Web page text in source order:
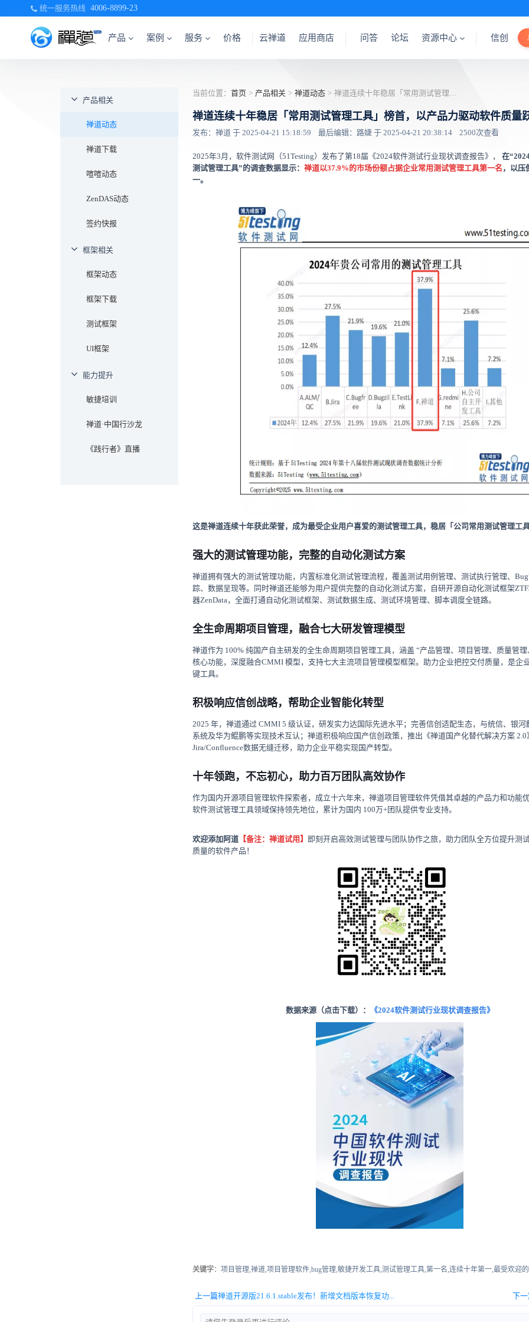
统一服务热线 4006-8899-23
产品 案例 服务 价格 云禅道 应用商店 问答 论坛 资源中心 信创
产品相关
禅道动态
禅道下载
喧喧动态
ZenDAS动态
签约快报
框架相关
框架动态
框架下载
测试框架
UI框架
能力提升
敏捷培训
禅道·中国行沙龙
《践行者》直播
当前位置： 首页 > 产品相关 > 禅道动态 > 禅道连续十年稳居「常用测试管理工具」榜首，以产品力驱动软件质量跃升
禅道连续十年稳居「常用测试管理工具」榜首，以产品力驱动软件质量
发布：禅道 于 2025-04-21 15:18:59 最后编辑：路婕 于 2025-04-21 20:38:14 2500次查看
2025年3月，软件测试网（51Testing）发布了第18届《2024软件测试行业现状调查报告》， 在
测试管理工具”的调查数据显示： 禅道以37.9%的市场份额占据企业常用测试管理工具第一名 ，以压
一。
这是禅道连续十年获此荣誉，成为最受企业用户喜爱的测试管理工具，稳居「公司常用测试管理工具
强大的测试管理功能，完整的自动化测试方案
禅道拥有强大的测试管理功能，内置标准化测试管理流程，覆盖测试用例管理、测试执行管理、
踪、数据呈现等。同时禅道还能够为用户提供完整的自动化测试方案，自研开源自动化测试框架
器ZenData，全面打通自动化测试框架、测试数据生成、测试环境管理、脚本调度全链路。
全生命周期项目管理，融合七大研发管理模型
禅道作为 100% 纯国产自主研发的全生命周期项目管理工具，涵盖 “产品管理、项目管理、质量管
核心功能，深度融合CMMI 模型，支持七大主流项目管理模型框架。助力企业把控交付质量，是企
键工具。
积极响应信创战略，帮助企业智能化转型
2025 年，禅道通过 CMMI 5 级认证，研发实力达国际先进水平；完善信创适配生态，与统信、银河
系统及华为鲲鹏等实现技术互认；禅道积极响应国产信创政策，推出《禅道国产化替代解决方案 2.0
Jira/Confluence数据无缝迁移，助力企业平稳实现国产转型。
十年领跑，不忘初心，助力百万团队高效协作
作为国内开源项目管理软件探索者，成立十六年来，禅道项目管理软件凭借其卓越的产品力和功能
软件测试管理工具领域保持领先地位，累计为国内 100万+团队提供专业支持。
欢迎添加阿道 【备注：禅道试用】
即刻开启高效测试管理与团队协作之旅，助力团队全方位提升测
质量的软件产品！
数据来源（点击下载）： 《2024软件测试行业现状调查报告》
关键字：项目管理,禅道,项目管理软件,bug管理,敏捷开发工具,测试管理工具,第一名,连续十年第一,最受欢迎
上一篇禅道开源版21.6.1.stable发布！新增文档版本恢复功... 下